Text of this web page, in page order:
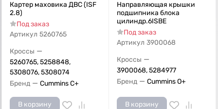
Картер маховика ДВС (ISF
2.8)
Под заказ
Артикул 5260765
Кроссы —
5260765, 5258848,
5308076, 5308074
Бренд — Cummins C+
В корзину
Направляющая крышки
подшипника блока
цилиндр.6ISBE
Под заказ
Артикул 3900068
Кроссы —
3900068, 5284977
Бренд — Cummins O+
В корзину